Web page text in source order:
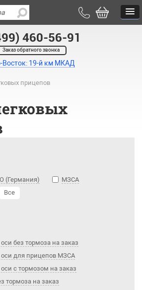
460-56-91
Заказ обратного звонка
Восток: 19-й км МКАД
прицепов
(Германия)
МЗСА
Все
без тормоза на заказ
оси для прицепов МЗСА
с тормозом на заказ
тормоза на заказ